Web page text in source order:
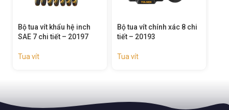
Bộ tua vít chính xác 8 chi
tiết – 20193
Tua vít
Tua vít bake – 20711